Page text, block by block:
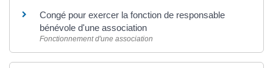
Congé pour exercer la fonction de responsable
bénévole d'une association
Fonctionnement d'une association